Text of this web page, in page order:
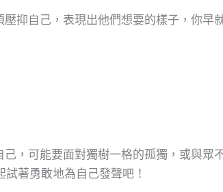
抑自己，表現出他們想要的樣子，你早
，可能要面對獨樹一格的孤獨，或與眾
著勇敢地為自己發聲吧！